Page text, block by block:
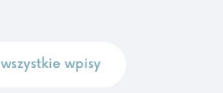
wszystkie wpisy